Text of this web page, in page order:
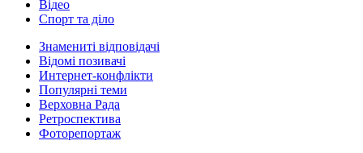
Відео
Спорт та діло
Знамениті відповідачі
Відомі позивачі
Интернет-конфлікти
Популярні теми
Верховна Рада
Ретроспектива
Фоторепортаж